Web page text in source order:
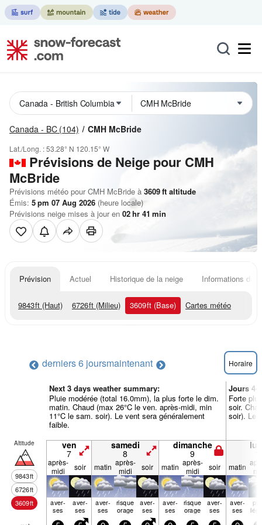
Canada - BC (104) CMH McBride
Lat./Long. :53.28° N 120.15° W
Prévisions de Neige pour CMH
McBride
Prévisions météo pour CMH McBride à 3609ft altitude
Émis: 5 pm 07 Aug 2026 (heure locale)
Prévisions neige mises à jour en 02hr 41 min
Prévision Actuel Historique de la neige Informations du
9843ft (Haut) 6726ft (Milieu) 3609ft (Base) Cartes météo
derniers 6 joursmaintenant Horaire
Next 3 days weather summary:
Pluie modérée (total 16.0mm), la plus forte le dim.
matin. Chaud (max 26°C le ven. après-midi, min
11°C le sam. soir). Le vent sera généralement
faible.
Jours 4-
Forte
soir.
soir). Le
Altitude
9843ft
6726ft
3609ft
ven
7
samedi
8
dimanche
9
après-
midi
soir matin après-
midi
soir matin après-
midi
soir matin
aver­
ses
aver­
ses
aver­
ses
risque
orage
aver­
ses
aver­
ses
risque
orage
aver­
ses
aver­
ses